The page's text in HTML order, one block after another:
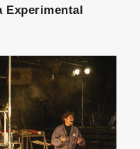
Experimental